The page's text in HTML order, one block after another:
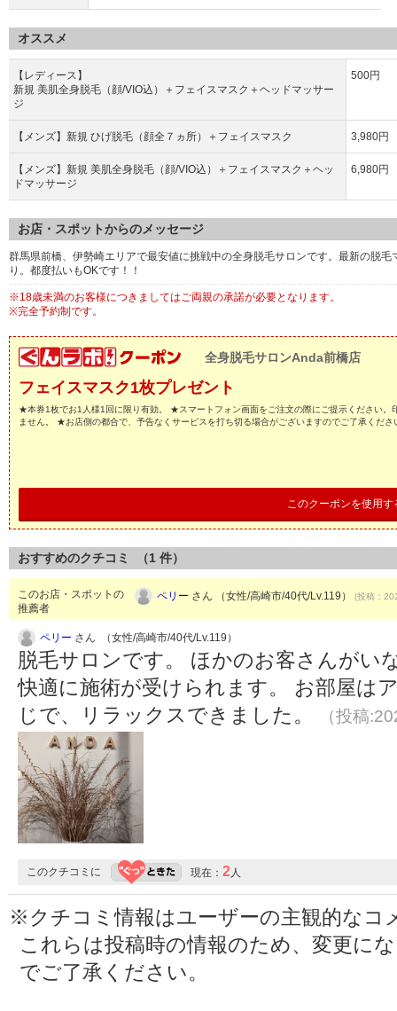
オススメ
【レディース】
新規 美肌全身脱毛（顔/VIO込）＋フェイスマスク＋ヘッドマッサー
ジ
500円
【メンズ】新規 ひげ脱毛（顔全７ヵ所）＋フェイスマスク 3,980円
【メンズ】新規 美肌全身脱毛（顔/VIO込）＋フェイスマスク＋ヘッ
ドマッサージ
6,980円
お店・スポットからのメッセージ
群馬県前橋、伊勢崎エリアで最安値に挑戦中の全身脱毛サロンです。最新の脱
り。都度払いもOKです！！
※18歳未満のお客様につきましてはご両親の承諾が必要となります。
※完全予約制です。
全身脱毛サロンAnda前橋店
フェイスマスク1枚プレゼント
★本券1枚でお1人様1回に限り有効。 ★スマートフォン画面をご注文の際にご提示ください
ません。 ★お店側の都合で、予告なくサービスを打ち切る場合がございますのでご了承くださ
このクーポンを使用す
おすすめのクチコミ （1 件）
このお店・スポットの
推薦者
ペリー さん （女性/高崎市/40代/Lv.119） (投稿：
ペリー さん （女性/高崎市/40代/Lv.119）
脱毛サロンです。 ほかのお客さんがい
快適に施術が受けられます。 お部屋は
じで、リラックスできました。
（投稿
このクチコミに 現在： 2人
※クチコミ情報はユーザーの主観的なコ
これらは投稿時の情報のため、変更に
でご了承ください。